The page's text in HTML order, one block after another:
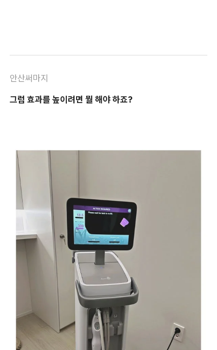
안산써마지
그럼 효과를 높이려면 뭘 해야 하죠?